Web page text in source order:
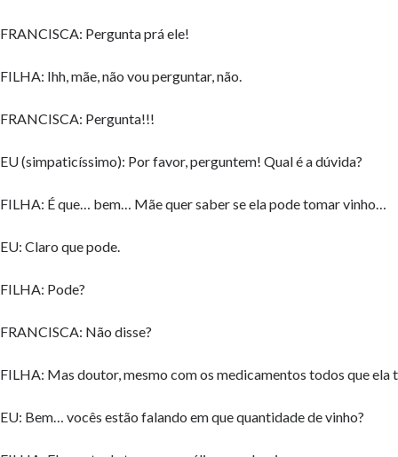
FRANCISCA: Pergunta prá ele!
FILHA: Ihh, mãe, não vou perguntar, não.
FRANCISCA: Pergunta!!!
EU (simpaticíssimo): Por favor, perguntem! Qual é a dúvida?
FILHA: É que… bem… Mãe quer saber se ela pode tomar vinho…
EU: Claro que pode.
FILHA: Pode?
FRANCISCA: Não disse?
FILHA: Mas doutor, mesmo com os medicamentos todos que ela
EU: Bem… vocês estão falando em que quantidade de vinho?